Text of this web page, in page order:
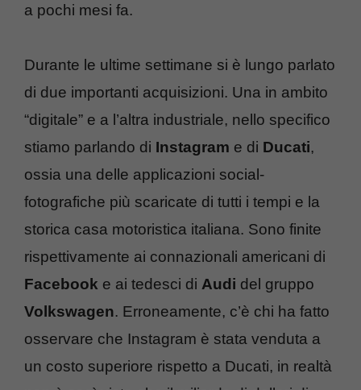
a pochi mesi fa.
Durante le ultime settimane si è lungo parlato
di due importanti acquisizioni. Una in ambito
“digitale” e a l’altra industriale, nello specifico
stiamo parlando di Instagram e di Ducati,
ossia una delle applicazioni social-
fotografiche più scaricate di tutti i tempi e la
storica casa motoristica italiana. Sono finite
rispettivamente ai connazionali americani di
Facebook e ai tedesci di Audi del gruppo
Volkswagen. Erroneamente, c’è chi ha fatto
osservare che Instagram è stata venduta a
un costo superiore rispetto a Ducati, in realtà